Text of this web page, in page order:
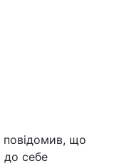
повідомив, що
до себе